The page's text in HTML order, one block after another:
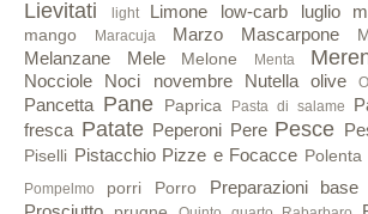
Lievitati light Limone low-carb luglio
mango Maracuja Marzo Mascarpone
Melanzane Mele Melone Menta
Nocciole Noci novembre Nutella olive
Pancetta Pane Paprica Pasta di salame
fresca Patate Peperoni Pere Pesce
Piselli Pistacchio Pizze e Focacce Polenta
Pompelmo porri Porro Preparazioni base